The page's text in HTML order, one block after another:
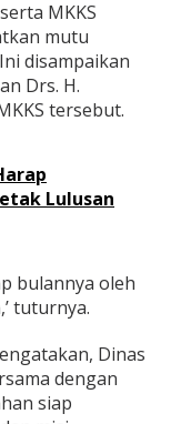
MKKS
mutu
disampaikan
Drs. H.
tersebut.
Lulusan
bulannya oleh
tuturnya.
Dinas
dengan
siap